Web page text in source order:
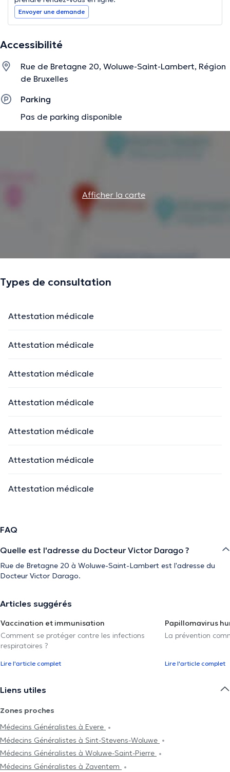
Envoyer une demande
Accessibilité
Rue de Bretagne 20, Woluwe-Saint-Lambert, Région
de Bruxelles
Parking
Pas de parking disponible
Afficher la carte
Types de consultation
Attestation médicale
Attestation médicale
Attestation médicale
Attestation médicale
Attestation médicale
Attestation médicale
Attestation médicale
FAQ
Quelle est l'adresse du Docteur Victor Darago ?
Rue de Bretagne 20 à Woluwe-Saint-Lambert est l'adresse du
Docteur Victor Darago.
Articles suggérés
Vaccination et immunisation
Comment se protéger contre les infections
respiratoires ?
Lire l'article complet
Papillomavirus
La prévention
Lire l'article complet
Liens utiles
Zones proches
Médecins Généralistes à Evere
Médecins Généralistes à Sint-Stevens-Woluwe
Médecins Généralistes à Woluwe-Saint-Pierre
Médecins Généralistes à Zaventem